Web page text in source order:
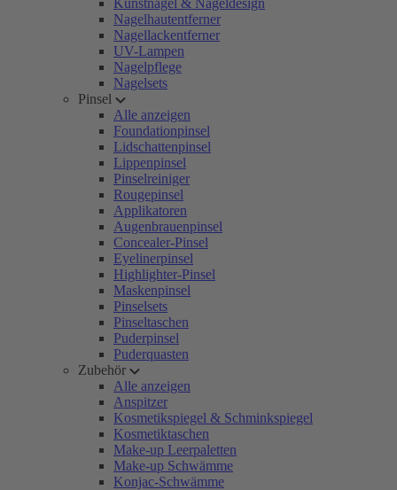
Kunstnägel & Nageldesign
Nagelhautentferner
Nagellackentferner
UV-Lampen
Nagelpflege
Nagelsets
Pinsel
Alle anzeigen
Foundationpinsel
Lidschattenpinsel
Lippenpinsel
Pinselreiniger
Rougepinsel
Applikatoren
Augenbrauenpinsel
Concealer-Pinsel
Eyelinerpinsel
Highlighter-Pinsel
Maskenpinsel
Pinselsets
Pinseltaschen
Puderpinsel
Puderquasten
Zubehör
Alle anzeigen
Anspitzer
Kosmetikspiegel & Schminkspiegel
Kosmetiktaschen
Make-up Leerpaletten
Make-up Schwämme
Konjac-Schwämme